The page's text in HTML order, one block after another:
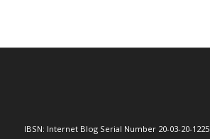
IBSN: Internet Blog Serial Number 20-03-20-1225